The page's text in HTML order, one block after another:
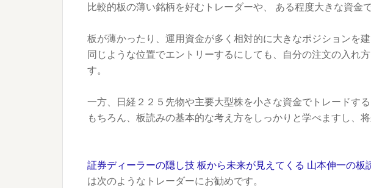
比較的板の薄い銘柄を好むトレーダーや、 ある程度大きな資金
板が薄かったり、運用資金が多く相対的に大きなポジションを
同じような位置でエントリーするにしても、自分の注文の入れ
す。
一方、日経２２５先物や主要大型株を小さな資金でトレードす
もちろん、板読みの基本的な考え方をしっかりと学べますし、
証券ディーラーの隠し技 板から未来が見えてくる 山本伸一の板
は次のようなトレーダーにお勧めです。